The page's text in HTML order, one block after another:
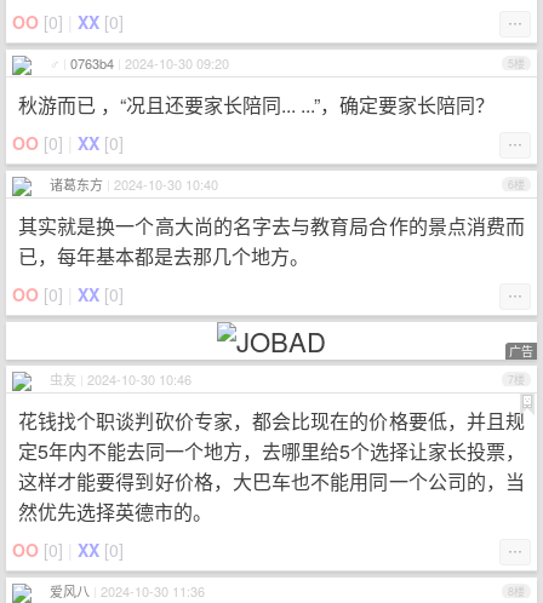
⋯
OO [0] XX [0]
♂ 0763b4 2024-10-30 09:20 5楼
秋游而已 ，“况且还要家长陪同... ...”，确定要家长陪同？
⋯
OO [0] XX [0]
诸葛东方 2024-10-30 10:40 6楼
其实就是换一个高大尚的名字去与教育局合作的景点消费而
已，每年基本都是去那几个地方。
⋯
OO [0] XX [0]
广告
虫友 2024-10-30 10:46 7楼
花钱找个职谈判砍价专家，都会比现在的价格要低，并且规
定5年内不能去同一个地方，去哪里给5个选择让家长投票，
这样才能要得到好价格，大巴车也不能用同一个公司的，当
然优先选择英德市的。
⋯
OO [0] XX [0]
爱风八 2024-10-30 11:36 8楼